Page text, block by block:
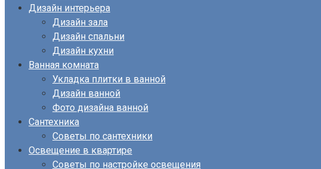
Дизайн интерьера
Дизайн зала
Дизайн спальни
Дизайн кухни
Ванная комната
Укладка плитки в ванной
Дизайн ванной
Фото дизайна ванной
Сантехника
Советы по сантехники
Освещение в квартире
Советы по настройке освещения